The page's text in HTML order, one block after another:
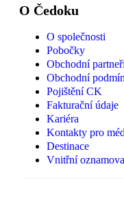
O Čedoku
O společnosti
Pobočky
Obchodní
Obchodní
Pojištění CK
Fakturační údaje
Kariéra
Kontakty pro
Destinace
Vnitřní